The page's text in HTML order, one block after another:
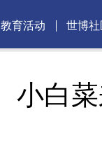
教育活动 世博社
小白